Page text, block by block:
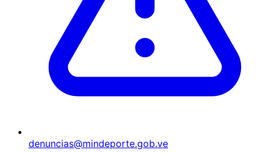
denuncias@mindeporte.gob.ve